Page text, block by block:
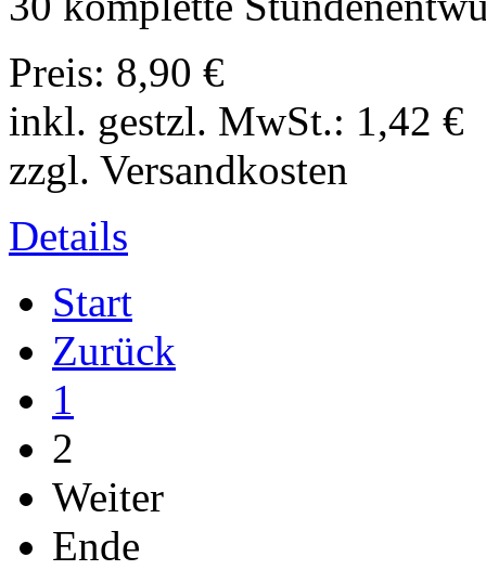
Preis: 8,90 €
inkl. gestzl. MwSt.: 1,42 €
zzgl. Versandkosten
Details
Start
Zurück
1
2
Weiter
Ende